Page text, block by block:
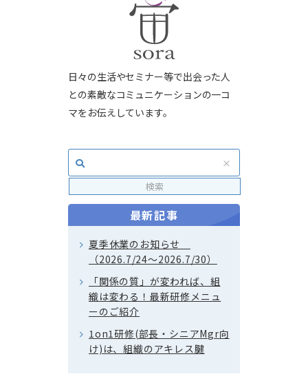
日々の生活やセミナー等で出会った人
との素敵なコミュニケーションの一コ
マをお伝えしています。
最新記事
夏季休業のお知らせ
（2026.7/24～2026.7/30）
「関係の質」が変われば、組
織は変わる！最新研修メニュ
ーのご紹介
1on1研修(部長・シニアMgr向
け)は、組織のアキレス腱